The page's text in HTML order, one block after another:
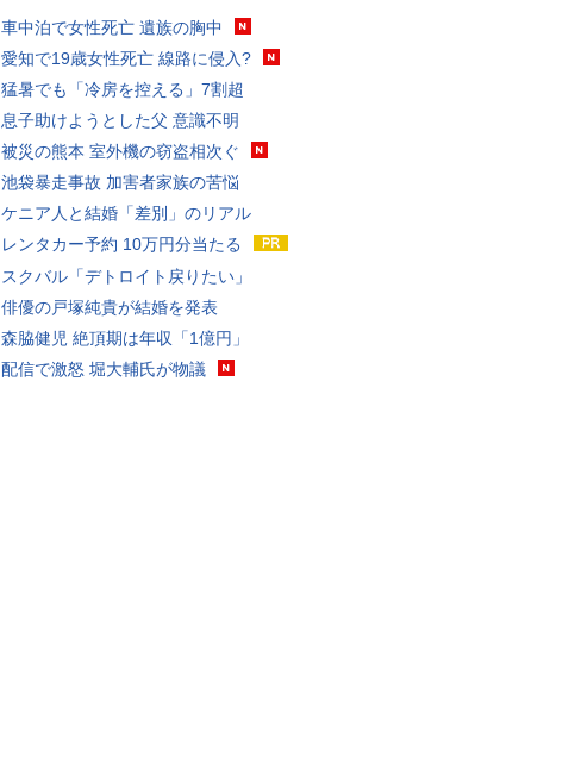
車中泊で女性死亡 遺族の胸中
愛知で19歳女性死亡 線路に侵入?
猛暑でも「冷房を控える」7割超
息子助けようとした父 意識不明
被災の熊本 室外機の窃盗相次ぐ
池袋暴走事故 加害者家族の苦悩
ケニア人と結婚「差別」のリアル
レンタカー予約 10万円分当たる
スクバル「デトロイト戻りたい」
俳優の戸塚純貴が結婚を発表
森脇健児 絶頂期は年収「1億円」
配信で激怒 堀大輔氏が物議